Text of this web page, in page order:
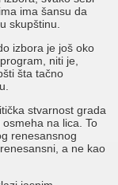
ima šansu da
skupštinu.
izbora je još oko
niti je,
šta tačno
stvarnost grada
na lica. To
renesansnog
a ne kao